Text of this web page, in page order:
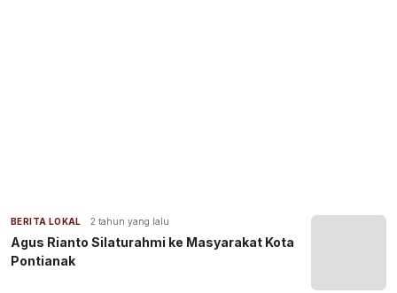
BERITA LOKAL 2 tahun yang lalu
Agus Rianto Silaturahmi ke Masyarakat Kota
Pontianak